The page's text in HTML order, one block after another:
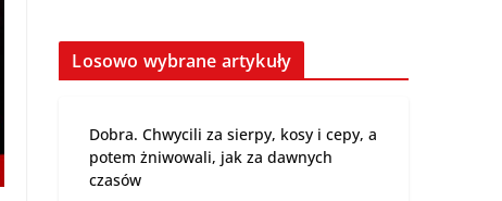
skarbowe będą
nieczynne
Losowo wybrane artykuły
Dobra. Chwycili za sierpy, kosy i cepy, a
potem żniwowali, jak za dawnych
czasów